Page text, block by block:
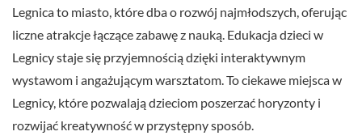
Legnica to miasto, które dba o rozwój najmłodszych, oferując
liczne atrakcje łączące zabawę z nauką. Edukacja dzieci w
Legnicy staje się przyjemnością dzięki interaktywnym
wystawom i angażującym warsztatom. To ciekawe miejsca w
Legnicy, które pozwalają dzieciom poszerzać horyzonty i
rozwijać kreatywność w przystępny sposób.